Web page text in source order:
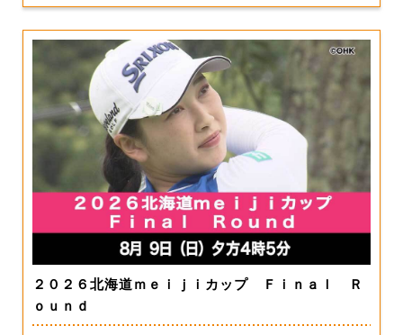
２０２６北海道ｍｅｉｊｉカップ Ｆｉｎａｌ Ｒ
ｏｕｎｄ